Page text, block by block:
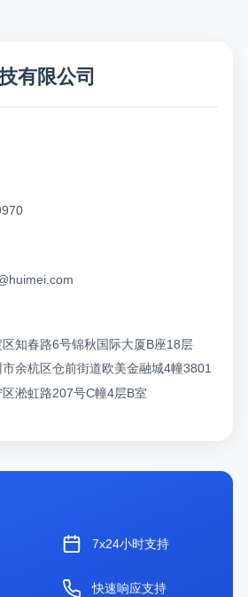
有限公司
知春路6号锦秋国际大厦B座18层
余杭区仓前街道欧美金融城4幢3801
区淞虹路207号C幢4层B室
7x24小时支持
快速响应支持